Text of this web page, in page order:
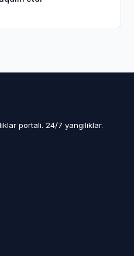
portali. 24/7 yangiliklar.